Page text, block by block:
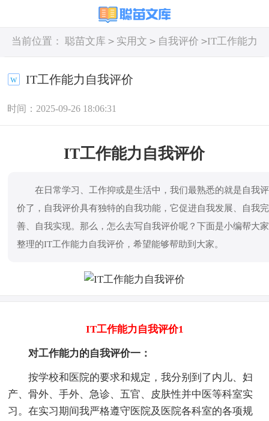
当前位置： 聪苗文库 > 实用文 > 自我评价 >IT工作能力
IT工作能力自我评价
时间：2025-09-26 18:06:31
IT工作能力自我评价
在日常学习、工作抑或是生活中，我们最熟悉的就是自我评
价了，自我评价具有独特的自我功能，它促进自我发展、自我完
善、自我实现。那么，怎么去写自我评价呢？下面是小编帮大家
整理的IT工作能力自我评价，希望能够帮助到大家。
IT工作能力自我评价1
对工作能力的自我评价一：
按学校和医院的要求和规定，我分别到了内儿、妇
产、骨外、手外、急诊、五官、皮肤性并中医等科室实
习。在实习期间我严格遵守医院及医院各科室的各项规